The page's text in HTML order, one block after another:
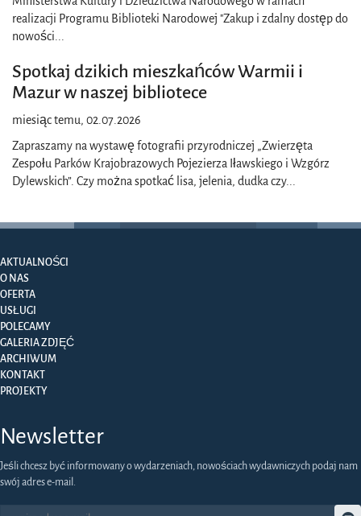
realizacji Programu Biblioteki Narodowej "Zakup i zdalny dostęp do
nowości
Spotkaj dzikich mieszkańców Warmii i
Mazur w naszej bibliotece
miesiąc temu, 02.07.2026
Zapraszamy na wystawę fotografii przyrodniczej „Zwierzęta
Zespołu Parków Krajobrazowych Pojezierza Iławskiego i Wzgórz
Dylewskich”. Czy można spotkać lisa, jelenia, dudka czy...
AKTUALNOŚCI
O NAS
OFERTA
USŁUGI
POLECAMY
GALERIA ZDJĘĆ
ARCHIWUM
KONTAKT
PROJEKTY
Newsletter
Jeśli chcesz być informowany o wydarzeniach, nowościach wydawniczych podaj nam
swój adres e-mail.